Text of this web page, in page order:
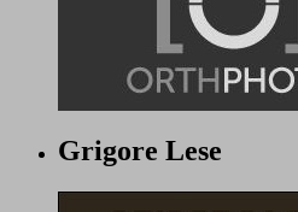
Grigore Lese